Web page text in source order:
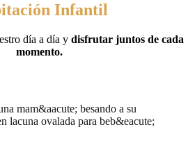
Infantil
día a día y disfrutar juntos de cada
momento.